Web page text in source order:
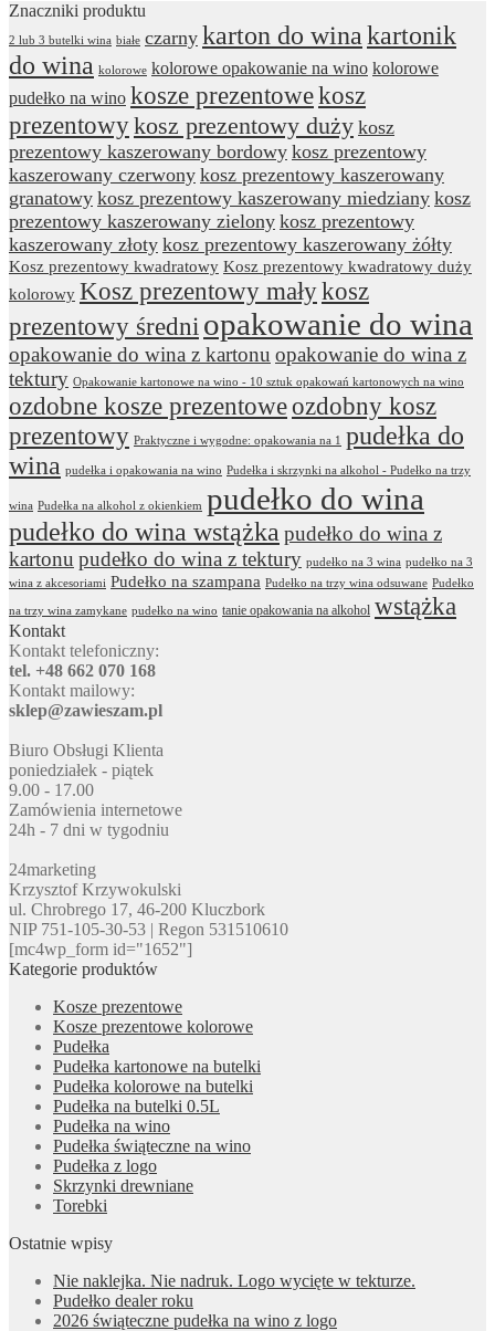
Znaczniki produktu
2 lub 3 butelki wina białe czarny karton do wina kartonik
do wina kolorowe kolorowe opakowanie na wino kolorowe
pudełko na wino kosze prezentowekosz
prezentowykosz prezentowy duży kosz
prezentowy kaszerowany bordowy kosz prezentowy
kaszerowany czerwony kosz prezentowy kaszerowany
granatowy kosz prezentowy kaszerowany miedziany kosz
prezentowy kaszerowany zielony kosz prezentowy
kaszerowany złoty kosz prezentowy kaszerowany żółty
Kosz prezentowy kwadratowy Kosz prezentowy kwadratowy duży
kolorowy Kosz prezentowy małykosz
prezentowy średni opakowanie do wina
opakowanie do wina z kartonu opakowanie do wina z
tektury Opakowanie kartonowe na wino - 10 sztuk opakowań kartonowych na wino
ozdobne kosze prezentoweozdobny kosz
prezentowy Praktyczne i wygodne: opakowania na 1
pudełka do
wina pudełka i opakowania na wino Pudełka i skrzynki na alkohol - Pudełko na trzy
wina Pudełka na alkohol z okienkiem pudełko do wina
pudełko do wina wstążka pudełko do wina z
kartonu pudełko do wina z tektury pudełko na 3 wina pudełko na 3
wina z akcesoriami Pudełko na szampana Pudełko na trzy wina odsuwane Pudełko
na trzy wina zamykane pudełko na wino tanie opakowania na alkohol wstążka
Kontakt
Kontakt telefoniczny:
tel. +48 662 070 168
Kontakt mailowy:
sklep@zawieszam.pl
Biuro Obsługi Klienta
poniedziałek - piątek
9.00 - 17.00
Zamówienia internetowe
24h - 7 dni w tygodniu
24marketing
Krzysztof Krzywokulski
ul. Chrobrego 17, 46-200 Kluczbork
NIP 751-105-30-53 | Regon 531510610
[mc4wp_form id="1652"]
Kategorie produktów
Kosze prezentowe
Kosze prezentowe kolorowe
Pudełka
Pudełka kartonowe na butelki
Pudełka kolorowe na butelki
Pudełka na butelki 0.5L
Pudełka na wino
Pudełka świąteczne na wino
Pudełka z logo
Skrzynki drewniane
Torebki
Ostatnie wpisy
Nie naklejka. Nie nadruk. Logo wycięte w tekturze.
Pudełko dealer roku
2026 świąteczne pudełka na wino z logo